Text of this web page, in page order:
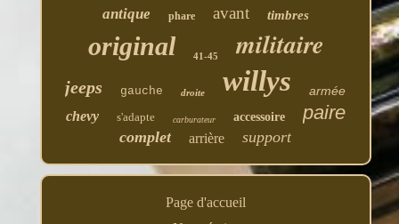
antique phare avant timbres
original 41-45 militaire
jeeps gauche droite willys armée
chevy s'adapte carburateur accessoire paire
complet arrière support
Page d'accueil